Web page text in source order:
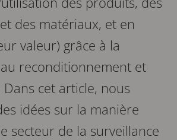
des matériaux, et en
valeur) grâce à la
reconditionnement et
Dans cet article, nous
idées sur la manière
secteur de la surveillance